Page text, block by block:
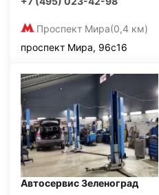
Проспект Мира(0,4 км)
проспект Мира, 96с16
Автосервис Зеленоград